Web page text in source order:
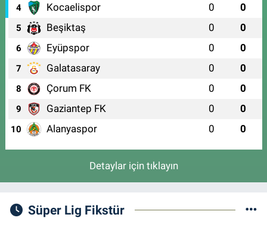
4 Kocaelispor 0 0
5 Beşiktaş 0 0
6 Eyüpspor 0 0
7 Galatasaray 0 0
8 Çorum FK 0 0
9 Gaziantep FK 0 0
10 Alanyaspor 0 0
Detaylar için tıklayın
Süper Lig Fikstür